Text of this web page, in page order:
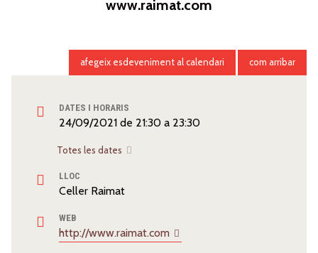
www.raimat.com
DATES I HORARIS
24/09/2021 de 21:30 a 23:30
Totes les dates
LLOC
Celler Raimat
WEB
http://www.raimat.com
afegeix esdeveniment al calendari com arribar